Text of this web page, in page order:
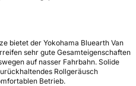
bietet der Yokohama Bluearth Van
sehr gute Gesamteigenschaften
auf nasser Fahrbahn. Solide
Rollgeräusch
Betrieb.